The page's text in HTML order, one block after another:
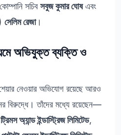
সচিব সবুজ কুমার ঘোষএবং
সেলিম রেজা।
অভিযুক্ত ব্যক্তি ও
নেওয়ার অভিযোগ রয়েছে আরও
বিরুদ্ধে। তাঁদের মধ্যে রয়েছেন—
অ্যান্ড ইন্ডাস্ট্রিজ লিমিটেড,